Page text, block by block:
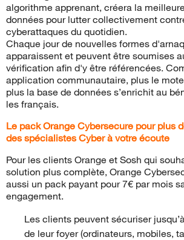
algorithme apprenant, créera la
données pour lutter collectivement
cyberattaques du quotidien.
Chaque jour de nouvelles formes
apparaissent et peuvent être soumises
vérification afin d'y être référencées.
application communautaire, plus le
plus la base de données s’enrichit au
les français.
Le pack Orange Cybersecure pour plus
des spécialistes Cyber à votre écoute
Pour les clients Orange et Sosh qui
solution plus complète, Orange
aussi un pack payant pour 7€ par mois
engagement.
Les clients peuvent sécuriser
de leur foyer (ordinateurs, mobiles,